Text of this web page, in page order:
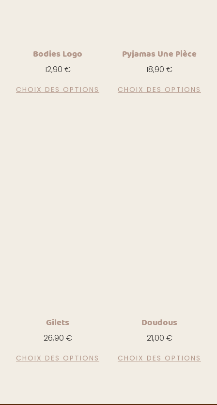
Bodies Logo
12,90 €
CHOIX DES OPTIONS
Pyjamas Une Pièce
18,90 €
CHOIX DES OPTIONS
Gilets
26,90 €
CHOIX DES OPTIONS
Doudous
21,00 €
CHOIX DES OPTIONS